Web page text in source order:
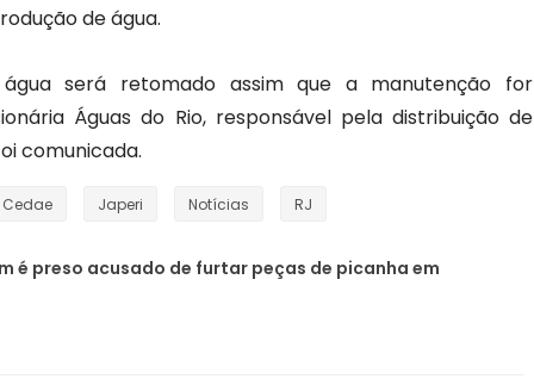
de água.
será retomado assim que a manutenção for
Águas do Rio, responsável pela distribuição de
comunicada.
Cedae Japeri Notícias RJ
é preso acusado de furtar peças de picanha em